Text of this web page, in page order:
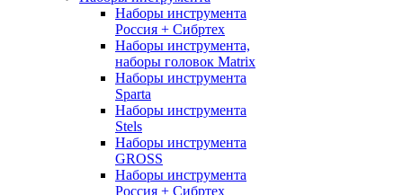
Наборы инструмента
Россия + Сибртех
Наборы инструмента,
наборы головок Matrix
Наборы инструмента
Sparta
Наборы инструмента
Stels
Наборы инструмента
GROSS
Наборы инструмента
Россия + Сибртех